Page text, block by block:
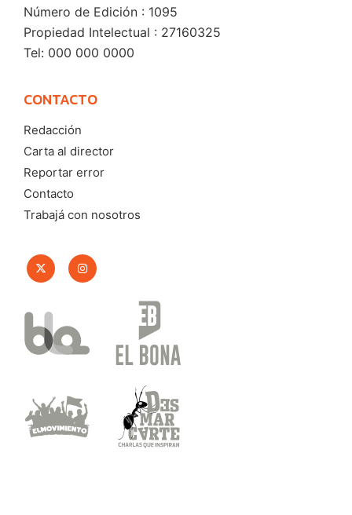
Número de Edición : 1095
Propiedad Intelectual : 27160325
Tel: 000 000 0000
CONTACTO
Redacción
Carta al director
Reportar error
Contacto
Trabajá con nosotros